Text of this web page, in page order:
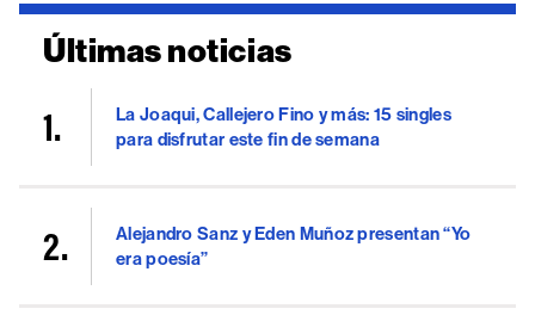
Últimas noticias
La Joaqui, Callejero Fino y más: 15 singles
para disfrutar este fin de semana
Alejandro Sanz y Eden Muñoz presentan “Yo
era poesía”